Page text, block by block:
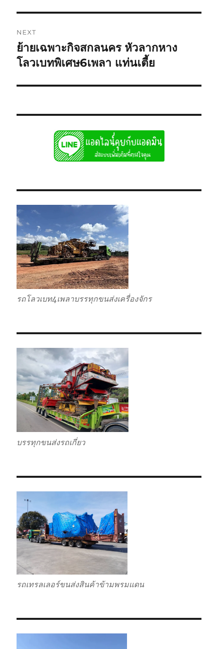
NEXT
Next
post:
ย้ายเฉพาะกิจสกลนคร หัวลากหาง
โลวเบทพิเศษ6เพลา แท่นเตี้ย
รถโลวเบท4เพลาบรรทุกขนส่งเครื่องจักร
บรรทุกขนส่งรถเกี่ยว
รถเทรลเลอร์ขนส่งสินค้าข้ามพรมแดน